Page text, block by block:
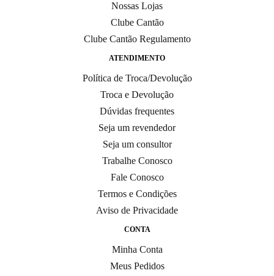
Nossas Lojas
Clube Cantão
Clube Cantão Regulamento
ATENDIMENTO
Política de Troca/Devolução
Troca e Devolução
Dúvidas frequentes
Seja um revendedor
Seja um consultor
Trabalhe Conosco
Fale Conosco
Termos e Condições
Aviso de Privacidade
CONTA
Minha Conta
Meus Pedidos